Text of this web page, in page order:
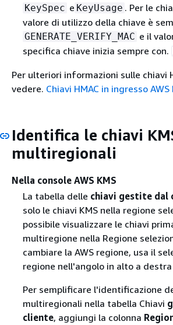
KeySpec e KeyUsage . Per le
valore di utilizzo della chiave è
GENERATE_VERIFY_MAC e il
specifica chiave inizia sempre con.
Per ulteriori informazioni sulle chiavi
vedere. Chiavi HMAC in ingresso AWS
Identifica le chiavi
multiregionali
Nella console AWS KMS
La tabella delle chiavi gestite dal
solo le chiavi KMS nella regione
possibile visualizzare le chiavi
multiregione nella Regione
cambiare la AWS regione, usa il
regione nell'angolo in alto a
Per semplificare l'identificazione
multiregionali nella tabella Chiavi
cliente, aggiungi la colonna